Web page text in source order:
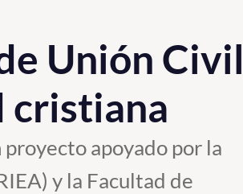
Unión Civil
cristiana
proyecto apoyado por la
y la Facultad de